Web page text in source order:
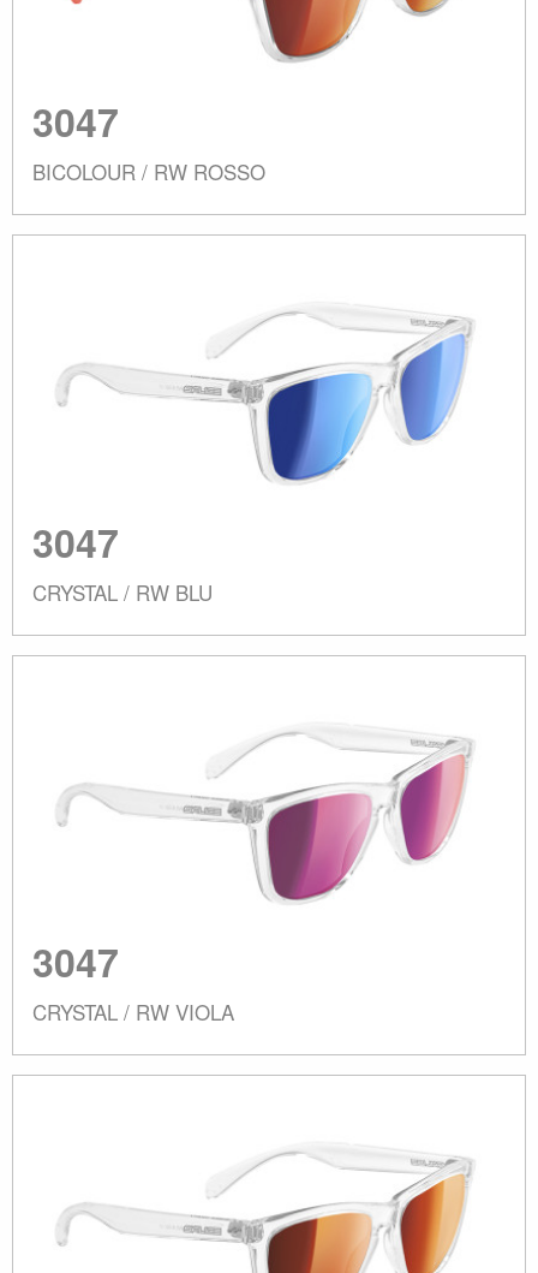
3047
BICOLOUR / RW ROSSO
3047
CRYSTAL / RW BLU
3047
CRYSTAL / RW VIOLA